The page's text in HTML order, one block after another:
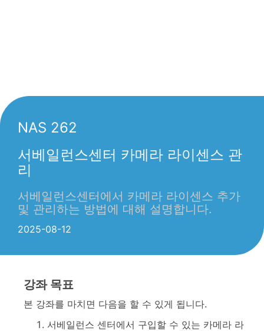
NAS 262
서베일런스센터 카메라 라이센스 관
리
서베일런스센터에서 카메라 라이센스 추가
및 관리하는 방법에 대해 설명합니다.
2025-08-12
강좌 목표
본 강좌를 마치면 다음을 할 수 있게 됩니다.
서베일런스 센터에서 구입할 수 있는 카메라 라